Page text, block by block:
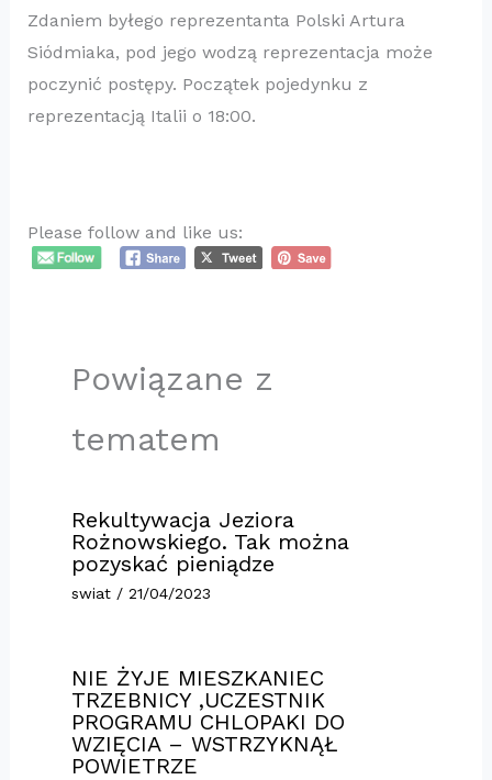
Zdaniem byłego reprezentanta Polski Artura
Siódmiaka, pod jego wodzą reprezentacja może
poczynić postępy. Początek pojedynku z
reprezentacją Italii o 18:00.
Please follow and like us:
Powiązane z
tematem
Rekultywacja Jeziora
Rożnowskiego. Tak można
pozyskać pieniądze
swiat/ 21/04/2023
NIE ŻYJE MIESZKANIEC
TRZEBNICY ,UCZESTNIK
PROGRAMU CHLOPAKI DO
WZIĘCIA – WSTRZYKNĄŁ
POWIETRZE